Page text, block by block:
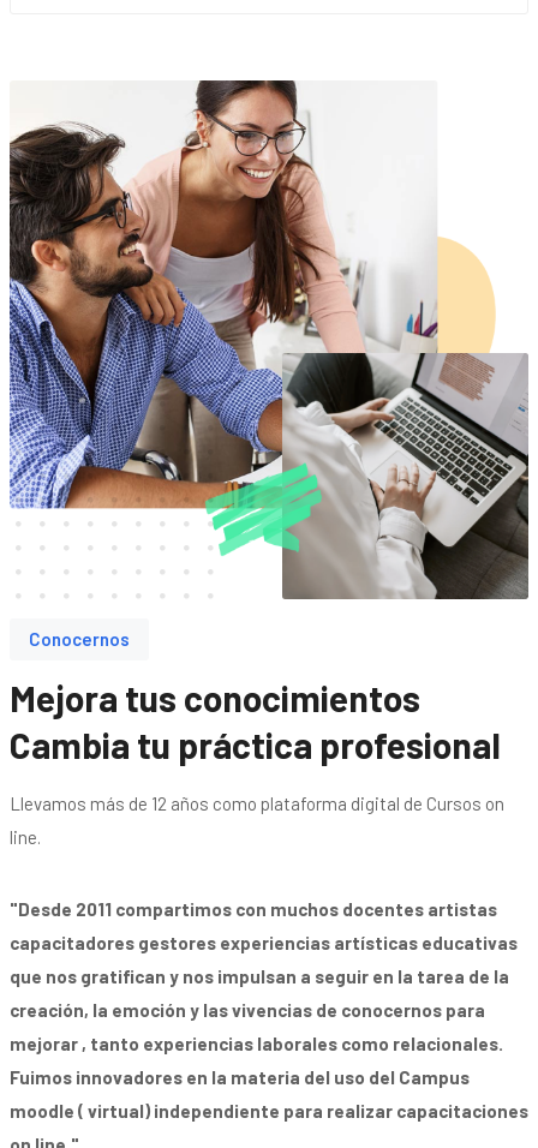
Conocernos
Mejora tus conocimientos
Cambia tu práctica profesional
Llevamos más de 12 años como plataforma digital de Cursos on
line.
"Desde 2011 compartimos con muchos docentes artistas
capacitadores gestores experiencias artísticas educativas
que nos gratifican y nos impulsan a seguir en la tarea de la
creación, la emoción y las vivencias de conocernos para
mejorar , tanto experiencias laborales como relacionales.
Fuimos innovadores en la materia del uso del Campus
moodle ( virtual) independiente para realizar capacitaciones